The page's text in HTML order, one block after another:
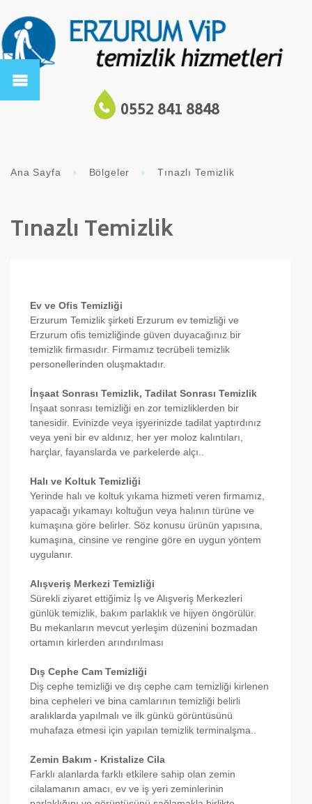
0552 841 8848
Ana Sayfa Bölgeler Tınazlı Temizlik
Tınazlı Temizlik
Ev ve Ofis Temizliği
Erzurum Temizlik şirketi Erzurum ev temizliği ve
Erzurum ofis temizliğinde güven duyacağınız bir
temizlik firmasıdır. Firmamız tecrübeli temizlik
personellerinden oluşmaktadır.
İnşaat Sonrası Temizlik, Tadilat Sonrası Temizlik
İnşaat sonrası temizliği en zor temizliklerden bir
tanesidir. Evinizde veya işyerinizde tadilat yaptırdınız
veya yeni bir ev aldınız, her yer moloz kalıntıları,
harçlar, fayanslarda ve parkelerde alçı..
Halı ve Koltuk Temizliği
Yerinde halı ve koltuk yıkama hizmeti veren firmamız,
yapacağı yıkamayı koltuğun veya halının türüne ve
kumaşına göre belirler. Söz konusu ürünün yapısına,
kumaşına, cinsine ve rengine göre en uygun yöntem
uygulanır.
Alışveriş Merkezi Temizliği
Sürekli ziyaret ettiğimiz İş ve Alışveriş Merkezleri
günlük temizlik, bakım parlaklık ve hijyen öngörülür.
Bu mekanların mevcut yerleşim düzenini bozmadan
ortamın kirlerden arındırılması
Dış Cephe Cam Temizliği
Diş cephe temizliği ve dış cephe cam temizliği kirlenen
bina cepheleri ve bina camlarının temizliği belirli
aralıklarda yapılmalı ve ilk günkü görüntüsünü
muhafaza etmesi için yapılan temizlik terminalşma..
Zemin Bakım - Kristalize Cila
Farklı alanlarda farklı etkilere sahip olan zemin
cilalamanın amacı, ev ve iş yeri zeminlerinin